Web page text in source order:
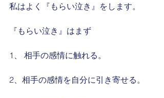
私はよく『もらい泣き』をします。
『もらい泣き』はまず
1、 相手の感情に触れる。
2、相手の感情を自分に引き寄せる。